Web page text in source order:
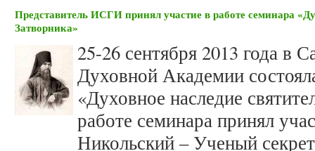
Представитель ИСГИ принял участие в работе семинара
Затворника»
25-26 сентября 2013 года в
Духовной Академии
«Духовное наследие
работе семинара принял
Никольский – Ученый